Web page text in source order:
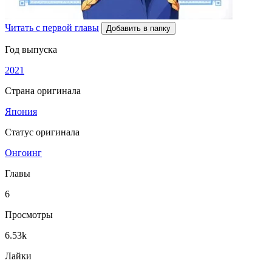
Читать с первой главы Добавить в папку
Год выпуска
2021
Страна оригинала
Япония
Статус оригинала
Онгоинг
Главы
6
Просмотры
6.53k
Лайки